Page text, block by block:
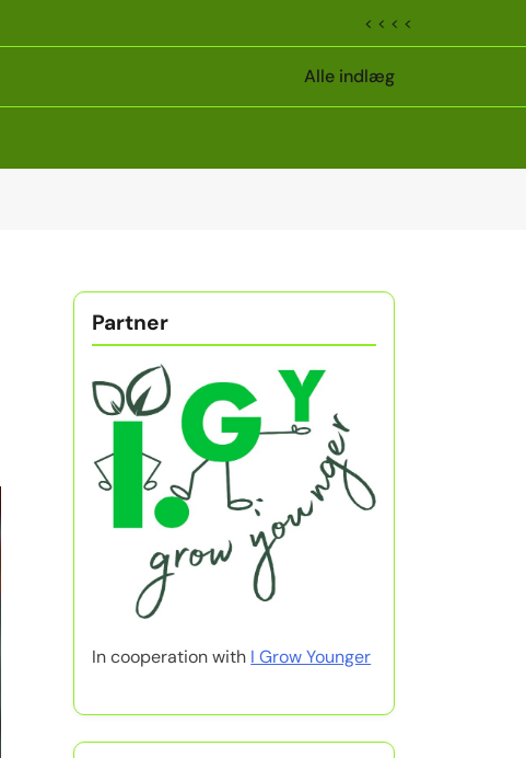
< < < <
Alle indlæg
Partner
In cooperation with I Grow Younger